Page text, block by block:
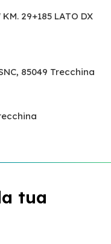
KM. 29+185 LATO DX
85049 Trecchina
tua